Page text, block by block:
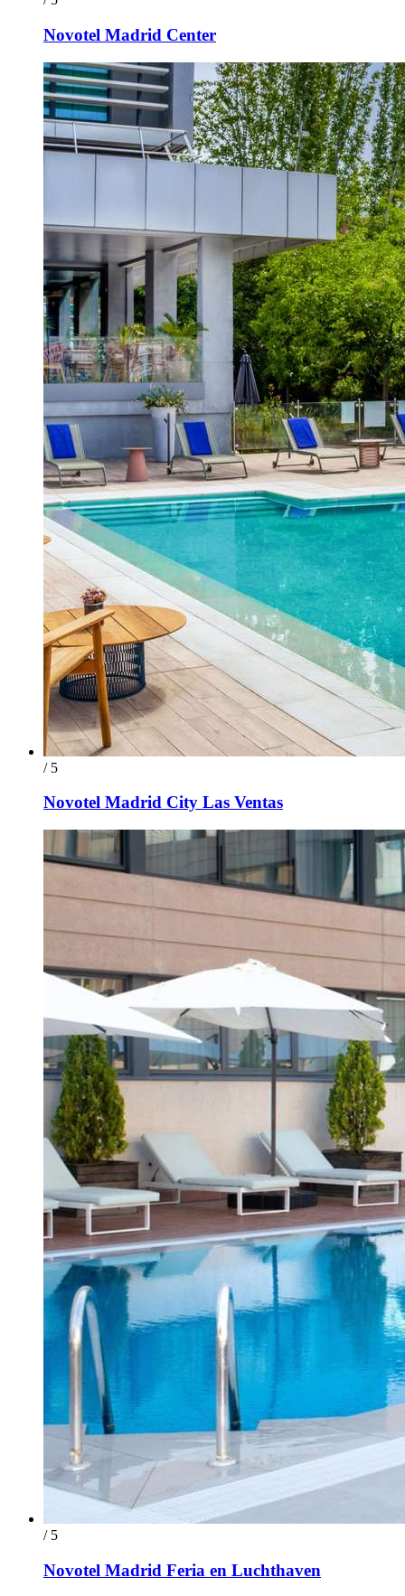
Novotel Madrid Center
/ 5
Novotel Madrid City Las Ventas
/ 5
Novotel Madrid Feria en Luchthaven